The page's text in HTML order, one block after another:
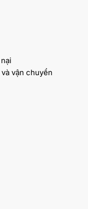
vận chuyển